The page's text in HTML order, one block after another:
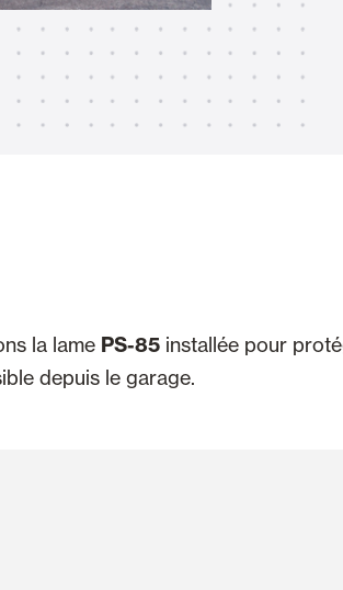
PVC Stores
VOIR TOUS LES PRODUITS
la lame PS-85 installée pour
depuis le garage.